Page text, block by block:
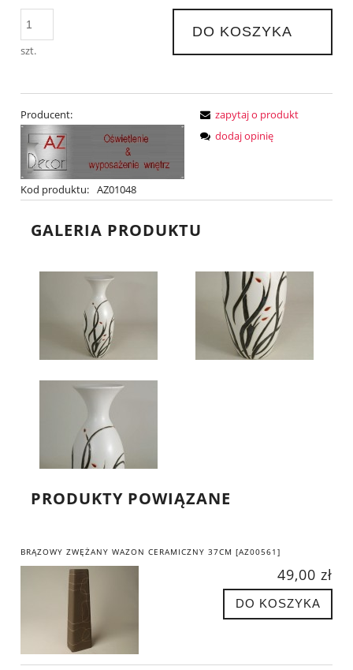
szt.
DO KOSZYKA
Producent:
Kod produktu: AZ01048
zapytaj o produkt
dodaj opinię
GALERIA PRODUKTU
PRODUKTY POWIĄZANE
BRĄZOWY ZWĘŻANY WAZON CERAMICZNY 37CM [AZ00561]
49,00 zł
DO KOSZYKA